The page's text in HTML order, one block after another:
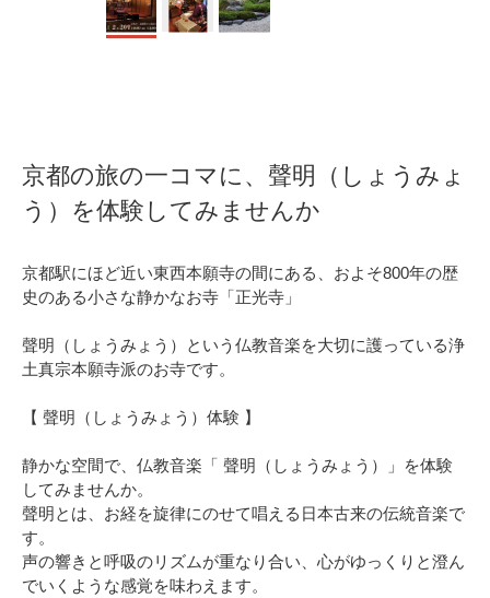
京都の旅の一コマに、聲明（しょうみょ
う）を体験してみませんか
京都駅にほど近い東西本願寺の間にある、およそ800年の歴
史のある小さな静かなお寺「正光寺」
聲明（しょうみょう）という仏教音楽を大切に護っている浄
土真宗本願寺派のお寺です。
【 聲明（しょうみょう）体験 】
静かな空間で、仏教音楽「 聲明（しょうみょう）」を体験
してみませんか。
聲明とは、お経を旋律にのせて唱える日本古来の伝統音楽で
す。
声の響きと呼吸のリズムが重なり合い、心がゆっくりと澄ん
でいくような感覚を味わえます。